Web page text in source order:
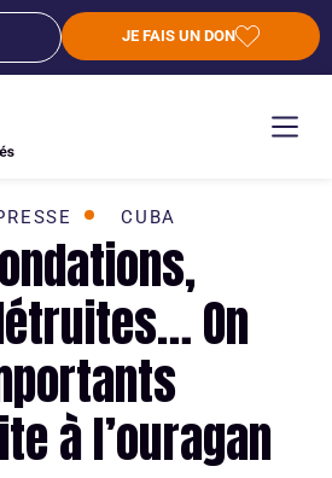
JE FAIS UN DON
CUBA
On
à l’ouragan